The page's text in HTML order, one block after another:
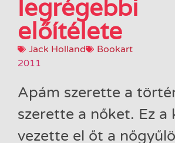
legrégebbi
előítélete
Jack Holland
Bookart
2011
Apám ​szerette a
szerette a nőket. Ez a
vezette el őt a